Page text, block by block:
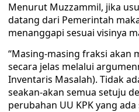
Menurut Muzzammil, jika
datang dari Pemerintah
menanggapi sesuai visinya
“Masing-masing fraksi akan
secara jelas melalui
Inventaris Masalah). Tidak
seakan-akan semua setuju
perubahan UU KPK yang